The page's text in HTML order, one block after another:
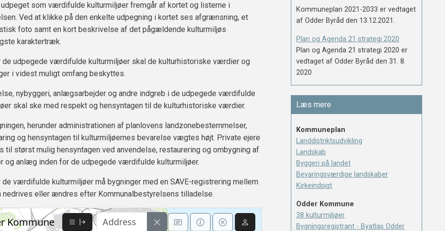
udpeget som værdifulde kulturmiljøer fremgår af kortet og listerne i
Ved at klikke på den enkelte udpegning i kortet ses afgrænsning, et
foto samt en kort beskrivelse af det pågældende kulturmiljøs
karaktertræk.
de udpegede værdifulde kulturmiljøer skal de kulturhistoriske værdier og
i videst muligt omfang beskyttes.
nybyggeri, anlægsarbejder og andre indgreb i de udpegede værdifulde
skal ske med respekt og hensyntagen til de kulturhistoriske værdier.
herunder administrationen af planlovens landzonebestemmelser,
og hensyntagen til kulturmiljøernes bevarelse vægtes højt. Private ejere
til størst mulig hensyntagen ved anvendelse, restaurering og ombygning af
og anlæg inden for de udpegede værdifulde kulturmiljøer.
de værdifulde kulturmiljøer må bygninger med en SAVE-registrering mellem
nedrives eller ændres efter Kommunalbestyrelsens tilladelse.
Kommuneplan 2021-2033 er vedtaget
af Odder Byråd den 13.12.2021.
Plan og Agenda 21 strategi 2020
Plan og Agenda 21 strategi 2020 er
vedtaget af Odder Byråd den 31. 8.
2020
Læs mere
Kommuneplan
Landdistriktsudvikling
Landskab
Byggeri på landet
Bevaringsværdige landskaber
Kirkeindsigt
Odder Kommune
38 kulturmiljøer
Bygningsregistrant - Byatlas Odder